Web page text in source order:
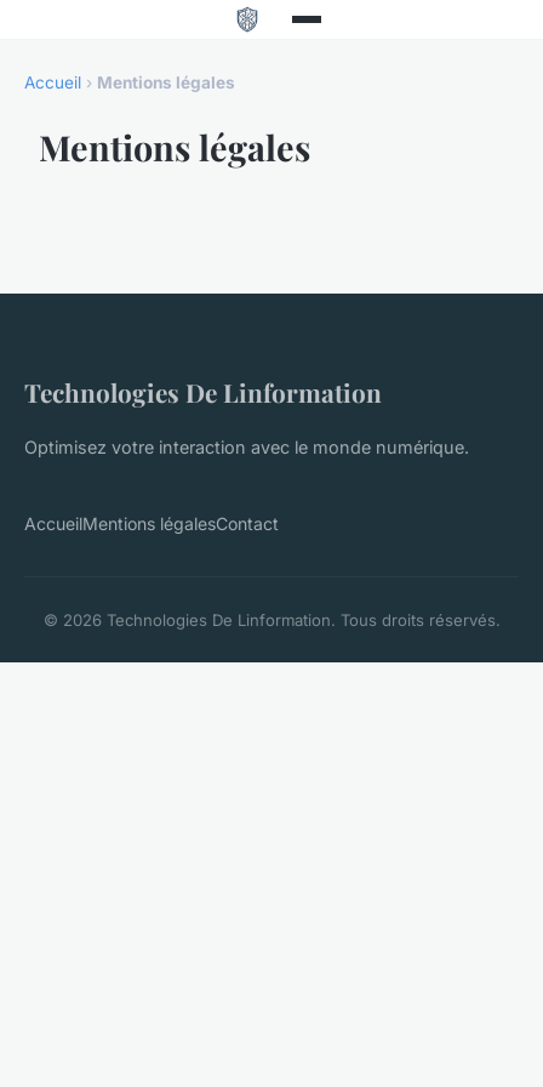
Accueil › Mentions légales
Mentions légales
Technologies De Linformation
Optimisez votre interaction avec le monde numérique.
AccueilMentions légalesContact
© 2026 Technologies De Linformation. Tous droits réservés.